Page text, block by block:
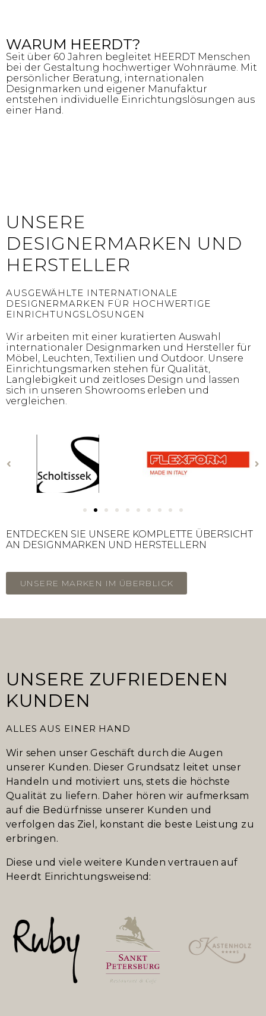
WARUM HEERDT?
Seit über 60 Jahren begleitet HEERDT Menschen
bei der Gestaltung hochwertiger Wohnräume. Mit
persönlicher Beratung, internationalen
Designmarken und eigener Manufaktur
entstehen individuelle Einrichtungslösungen aus
einer Hand.
UNSERE
DESIGNERMARKEN UND
HERSTELLER
AUSGEWÄHLTE INTERNATIONALE
DESIGNERMARKEN FÜR HOCHWERTIGE
EINRICHTUNGSLÖSUNGEN
Wir arbeiten mit einer kuratierten Auswahl
internationaler Designmarken und Hersteller für
Möbel, Leuchten, Textilien und Outdoor. Unsere
Einrichtungsmarken stehen für Qualität,
Langlebigkeit und zeitloses Design und lassen
sich in unseren Showrooms erleben und
vergleichen.
ENTDECKEN SIE UNSERE KOMPLETTE ÜBERSICHT
AN DESIGNMARKEN UND HERSTELLERN
UNSERE MARKEN IM ÜBERBLICK
UNSERE ZUFRIEDENEN
KUNDEN
ALLES AUS EINER HAND
Wir sehen unser Geschäft durch die Augen
unserer Kunden. Dieser Grundsatz leitet unser
Handeln und motiviert uns, stets die höchste
Qualität zu liefern. Daher hören wir aufmerksam
auf die Bedürfnisse unserer Kunden und
verfolgen das Ziel, konstant die beste Leistung zu
erbringen.
Diese und viele weitere Kunden vertrauen auf
Heerdt Einrichtungsweisend: